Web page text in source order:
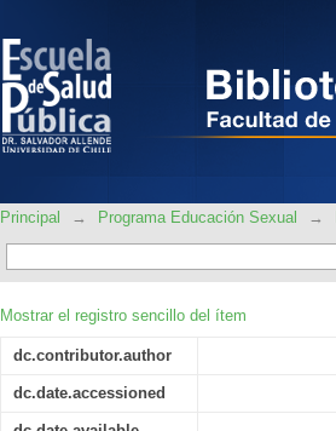
Principal → Programa Educación Sexual →
Mostrar el registro sencillo del ítem
dc.contributor.author
dc.date.accessioned